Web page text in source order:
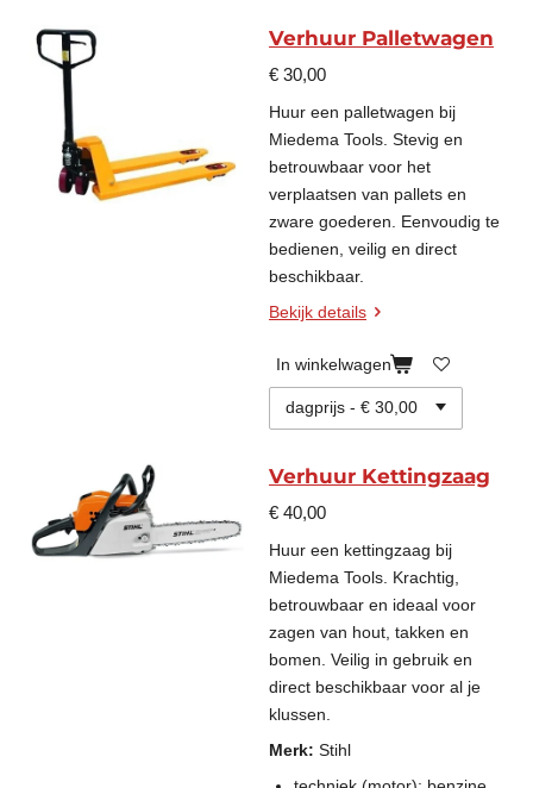
Verhuur Palletwagen
€ 30,00
Huur een palletwagen bij
Miedema Tools. Stevig en
betrouwbaar voor het
verplaatsen van pallets en
zware goederen. Eenvoudig te
bedienen, veilig en direct
beschikbaar.
Bekijk details
In winkelwagen
Verhuur Kettingzaag
€ 40,00
Huur een kettingzaag bij
Miedema Tools. Krachtig,
betrouwbaar en ideaal voor
zagen van hout, takken en
bomen. Veilig in gebruik en
direct beschikbaar voor al je
klussen.
Merk: Stihl